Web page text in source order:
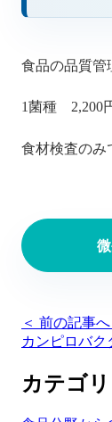
食品の品質管
1菌種 2,200
食材検査のみ
＜ 前の記事へ
カンピロバ
カテゴリ